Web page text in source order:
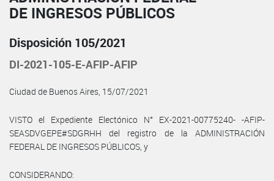
DE INGRESOS PÚBLICOS
Disposición 105/2021
DI-2021-105-E-AFIP-AFIP
Ciudad de Buenos Aires, 15/07/2021
VISTO el Expediente Electónico N° EX-2021-00775240- -AFIP-
SEASDVGEPE#SDGRHH del registro de la ADMINISTRACIÓN
FEDERAL DE INGRESOS PÚBLICOS, y
CONSIDERANDO: